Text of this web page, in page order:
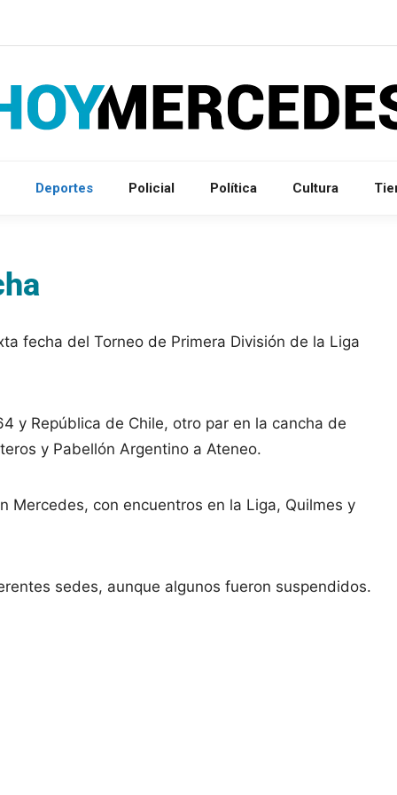
Deportes Policial Política Cultura
fecha del Torneo de Primera División de la Liga
y República de Chile, otro par en la cancha de
y Pabellón Argentino a Ateneo.
Mercedes, con encuentros en la Liga, Quilmes y
sedes, aunque algunos fueron suspendidos.